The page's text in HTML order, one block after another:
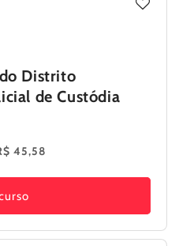
Distrito
de Custódia
45,58